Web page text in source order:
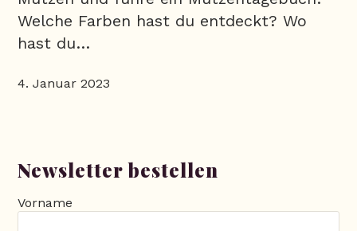
Welche Farben hast du entdeckt? Wo
hast du…
4. Januar 2023
Newsletter bestellen
Vorname